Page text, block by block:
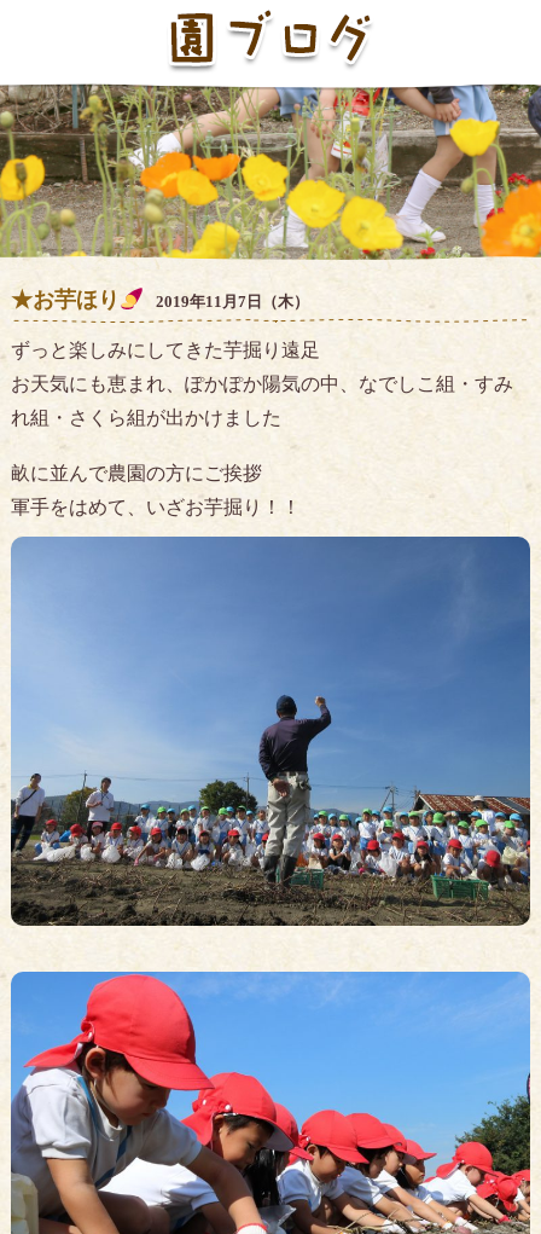
★お芋ほり 2019年11月7日（木）
ずっと楽しみにしてきた芋掘り遠足
お天気にも恵まれ、ぽかぽか陽気の中、なでしこ組・すみ
れ組・さくら組が出かけました
畝に並んで農園の方にご挨拶
軍手をはめて、いざお芋掘り！！